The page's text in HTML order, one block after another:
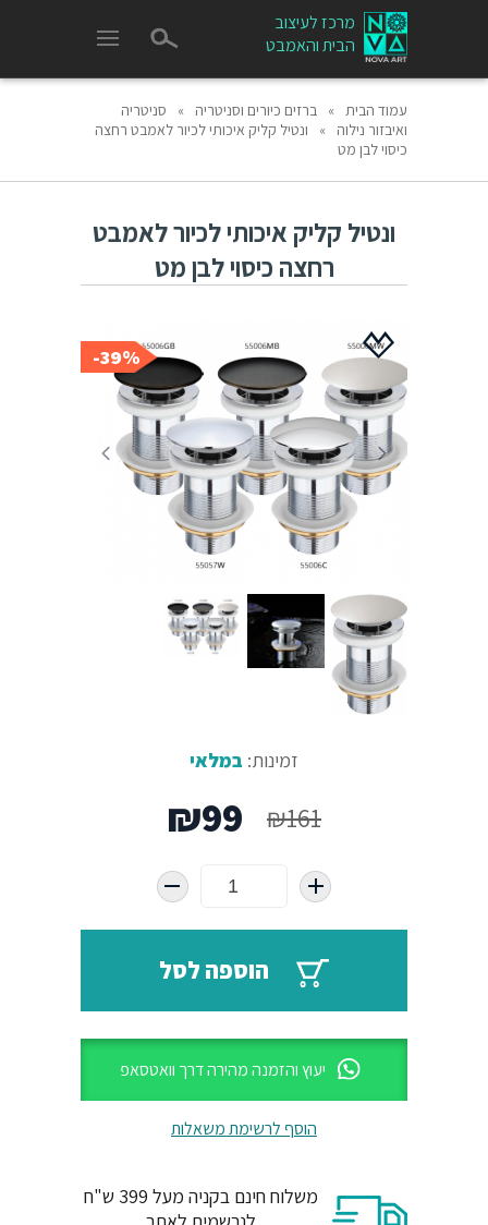
מרכז לעיצוב
הבית והאמבט
עמוד הבית » ברזים כיורים וסניטריה »
סניטריה
ואיבזור נילוה
»
ונטיל קליק איכותי לכיור לאמבט רחצה
כיסוי לבן מט
ונטיל קליק איכותי לכיור לאמבט
רחצה כיסוי לבן מט
39%-
זמינות: במלאי
161
המחיר
המקורי
היה:
₪161.
₪ 99
המחיר
הנוכחי
הוא:
₪99.הוספה לסל
יעוץ והזמנה מהירה דרך וואטסאפ
הוסף לרשימת משאלות